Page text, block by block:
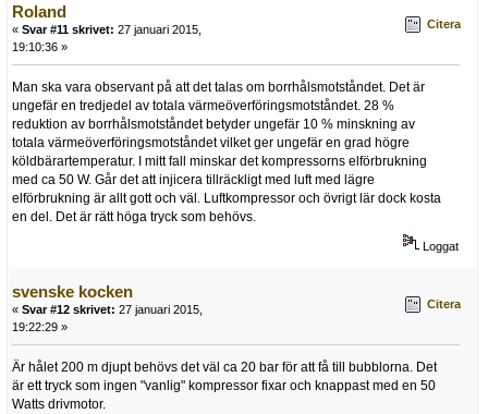
Roland
« Svar #11 skrivet: 27 januari 2015,
19:10:36 »
Citera
Man ska vara observant på att det talas om borrhålsmotståndet. Det är
ungefär en tredjedel av totala värmeöverföringsmotståndet. 28 %
reduktion av borrhålsmotståndet betyder ungefär 10 % minskning av
totala värmeöverföringsmotståndet vilket ger ungefär en grad högre
köldbärartemperatur. I mitt fall minskar det kompressorns elförbrukning
med ca 50 W. Går det att injicera tillräckligt med luft med lägre
elförbrukning är allt gott och väl. Luftkompressor och övrigt lär dock kosta
en del. Det är rätt höga tryck som behövs.
Loggat
svenske kocken
« Svar #12 skrivet: 27 januari 2015,
19:22:29 »
Citera
Är hålet 200 m djupt behövs det väl ca 20 bar för att få till bubblorna. Det
är ett tryck som ingen "vanlig" kompressor fixar och knappast med en 50
Watts drivmotor.